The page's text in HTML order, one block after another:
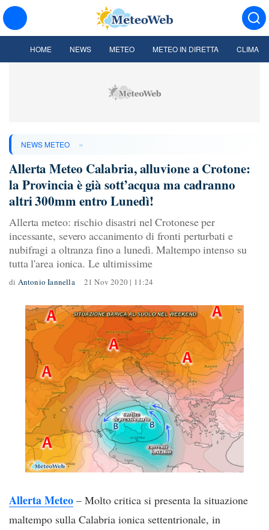
HOME NEWS METEO METEO IN DIRETTA CLIMA
NEWS METEO »
Allerta Meteo Calabria, alluvione a Crotone:
la Provincia è già sott’acqua ma cadranno
altri 300mm entro Lunedì!
Allerta meteo: rischio disastri nel Crotonese per
incessante, severo accanimento di fronti perturbati e
nubifragi a oltranza fino a lunedì. Maltempo intenso su
tutta l'area ionica. Le ultimissime
di Antonio Iannella 21 Nov 2020 | 11:24
Allerta Meteo – Molto critica si presenta la situazione
maltempo sulla Calabria ionica settentrionale, in